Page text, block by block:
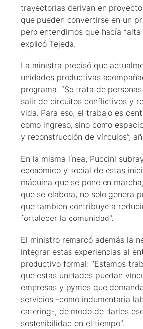
trayectorias derivan en
que pueden convertirse en un
pero entendimos que hacía falta
explicó Tejeda.
La ministra precisó que
unidades productivas
programa. “Se trata de
salir de circuitos conflictivos y
vida. Para eso, el trabajo es
como ingreso, sino como
y reconstrucción de vínculos”,
En la misma línea, Puccini
económico y social de estas
máquina que se pone en
que se elabora, no solo genera
que también contribuye a
fortalecer la comunidad”.
El ministro remarcó además la
integrar estas experiencias al
productivo formal: “Estamos
que estas unidades puedan
empresas y pymes que
servicios -como indumentaria
catering-, de modo de darles
sostenibilidad en el tiempo”.